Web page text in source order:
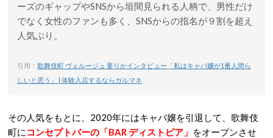
ーズのギャップやSNSから垣間見られる人柄で、男性だけ
でなく女性のファンも多く、SNSからの指名が９割を超え
人気ぶり。
引用： 歌舞伎町 ヴェルージュ 要りかインタビュー「私はキャバ嬢が1番人間ら
しいと思う」 | 体験入店するならガルマネ
その人気をもとに、2020年にはキャバ嬢を引退して、歌舞伎
町に コンセプトバーの「BAR ディストピア」 をオープンさせ